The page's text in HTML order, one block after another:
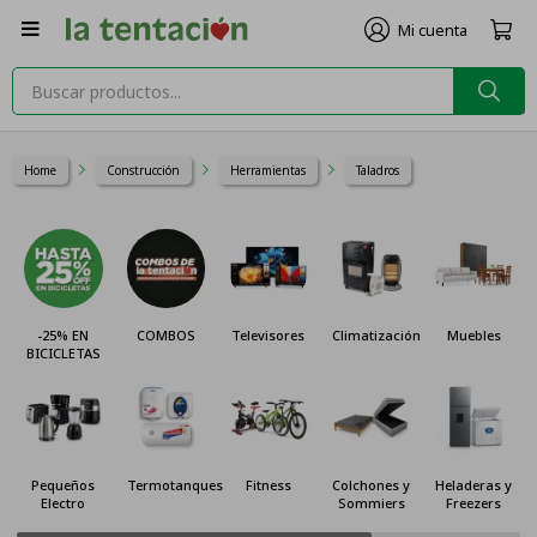

Home Construcción Herramientas Taladros
-25% EN
BICICLETAS
COMBOS Televisores Climatización Muebles
Pequeños
Electro
Termotanques Fitness
Colchones y
Sommiers
Heladeras y
Freezers